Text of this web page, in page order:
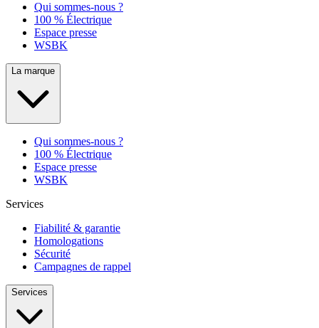
Qui sommes-nous ?
100 % Électrique
Espace presse
WSBK
La marque
Qui sommes-nous ?
100 % Électrique
Espace presse
WSBK
Services
Fiabilité & garantie
Homologations
Sécurité
Campagnes de rappel
Services